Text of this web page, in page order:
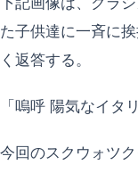
た子供達に一斉に
く返答する。
「嗚呼 陽気なイタ
今回のスクウォツ